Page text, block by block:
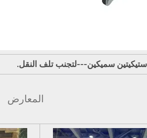
سميكين---لتجنب تلف النقل.
المعارض